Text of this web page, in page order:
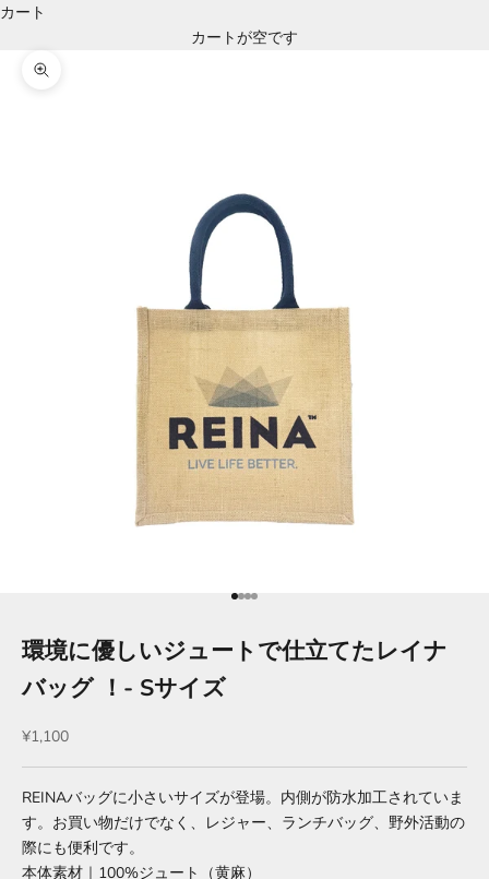
カート
カートが空です
ズームイン
項目に移動する 1
項目に移動する 2
項目に移動する 3
項目に移動する 4
環境に優しいジュートで仕立てたレイナ
バッグ ！- Sサイズ
セール価格
¥1,100
REINAバッグに小さいサイズが登場。内側が防水加工されていま
す。お買い物だけでなく、レジャー、ランチバッグ、野外活動の
際にも便利です。
本体素材｜100%ジュート（黄麻）